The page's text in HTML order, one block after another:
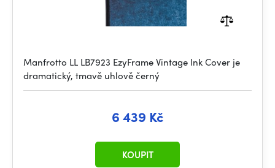
Manfrotto LL LB7923 EzyFrame Vintage Ink Cover je
dramatický, tmavě uhlově černý
6 439 Kč
KOUPIT